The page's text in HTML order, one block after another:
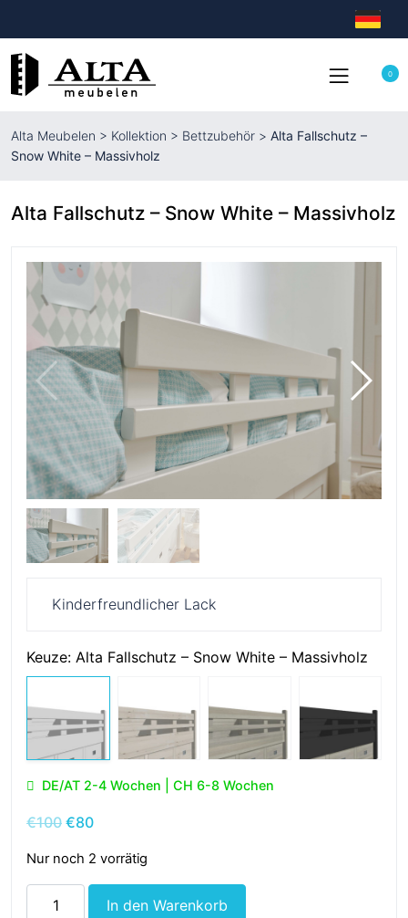
0
Alta Meubelen > Kollektion > Bettzubehör > Alta Fallschutz –
Snow White – Massivholz
Alta Fallschutz – Snow White – Massivholz
Kinderfreundlicher Lack
Keuze: Alta Fallschutz – Snow White – Massivholz
DE/AT 2-4 Wochen | CH 6-8 Wochen
€100 Ursprünglicher
war:
€100
€80Aktueller
ist:
€80.
Nur noch 2 vorrätig
In den Warenkorb